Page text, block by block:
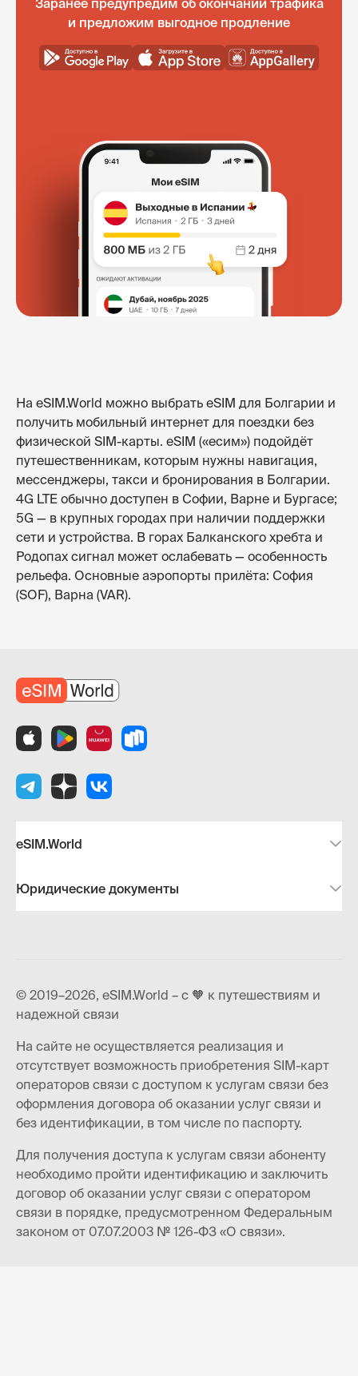
Заранее предупредим об окончании трафика
и предложим выгодное продление
На eSIM.World можно выбрать eSIM для Болгарии и
получить мобильный интернет для поездки без
физической SIM-карты. eSIM («есим») подойдёт
путешественникам, которым нужны навигация,
мессенджеры, такси и бронирования в Болгарии.
4G LTE обычно доступен в Софии, Варне и Бургасе;
5G — в крупных городах при наличии поддержки
сети и устройства. В горах Балканского хребта и
Родопах сигнал может ослабевать — особенность
рельефа. Основные аэропорты прилёта: София
(SOF), Варна (VAR).
eSIM.World
Юридические документы
© 2019–2026, eSIM.World – с 🧡 к путешествиям и
надежной связи
На сайте не осуществляется реализация и
отсутствует возможность приобретения SIM-карт
операторов связи с доступом к услугам связи без
оформления договора об оказании услуг связи и
без идентификации, в том числе по паспорту.
Для получения доступа к услугам связи абоненту
необходимо пройти идентификацию и заключить
договор об оказании услуг связи с оператором
связи в порядке, предусмотренном Федеральным
законом от 07.07.2003 № 126-ФЗ «О связи».